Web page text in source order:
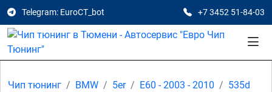
Telegram: EuroCT_bot +7 3452 51-84-03
Чип тюнинг BMW 5er E60 - 2003 - 2010
535d